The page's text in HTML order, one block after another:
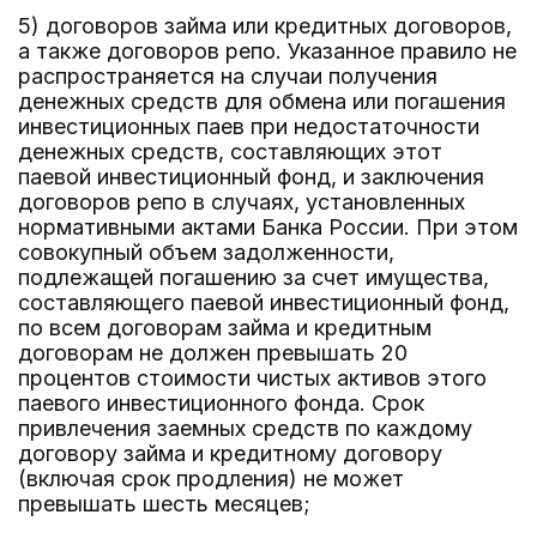
5) договоров займа или кредитных договоров,
а также договоров репо. Указанное правило не
распространяется на случаи получения
денежных средств для обмена или погашения
инвестиционных паев при недостаточности
денежных средств, составляющих этот
паевой инвестиционный фонд, и заключения
договоров репо в случаях, установленных
нормативными актами Банка России. При этом
совокупный объем задолженности,
подлежащей погашению за счет имущества,
составляющего паевой инвестиционный фонд,
по всем договорам займа и кредитным
договорам не должен превышать 20
процентов стоимости чистых активов этого
паевого инвестиционного фонда. Срок
привлечения заемных средств по каждому
договору займа и кредитному договору
(включая срок продления) не может
превышать шесть месяцев;